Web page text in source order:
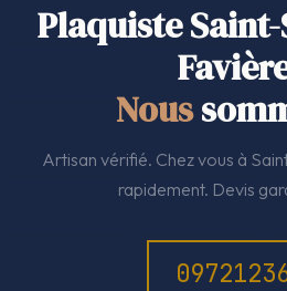
Plaquiste
Nous
Artisan vérifié. Chez vous à
rapidement. Devis